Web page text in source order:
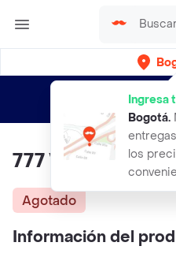
Ingresa
Bogotá.
los
envíos gratis
777 Vip Loción
Agotado
Información del